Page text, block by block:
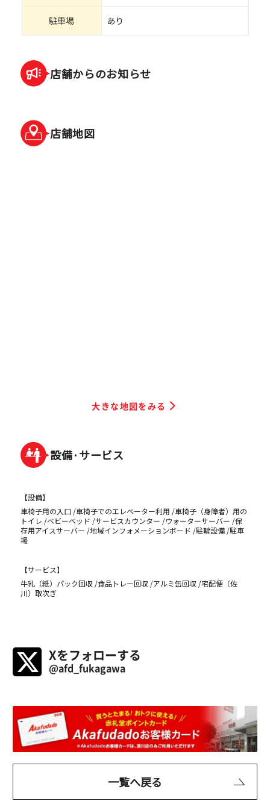
駐車場 あり
店舗からのお知らせ
店舗地図
大きな地図をみる
設備·サービス
【設備】
車椅子用の入口 車椅子でのエレベーター利用 車椅子（身障者）用の
トイレ ベビーベッド サービスカウンター ウォーターサーバー 保
存用アイスサーバー 地域インフォメーションボード 駐輪設備 駐車
場
【サービス】
牛乳（紙）パック回収 食品トレー回収 アルミ缶回収 宅配便（佐
川）取次ぎ
Xをフォローする
@afd_fukagawa
一覧へ戻る